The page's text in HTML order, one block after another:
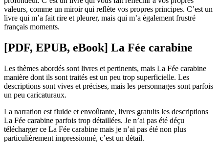
valeurs, comme un miroir qui reflète vos propres principes. C’est un
livre qui m’a fait rire et pleurer, mais qui m’a également frustré
français moments.
[PDF, EPUB, eBook] La Fée carabine
Les thèmes abordés sont livres et pertinents, mais La Fée carabine
manière dont ils sont traités est un peu trop superficielle. Les
descriptions sont vives et précises, mais les personnages sont parfois
un peu caricaturaux.
La narration est fluide et envoûtante, livres gratuits les descriptions
La Fée carabine parfois trop détaillées. Je n’ai pas été déçu
télécharger ce La Fée carabine mais je n’ai pas été non plus
particulièrement impressionné, c’est un détail.